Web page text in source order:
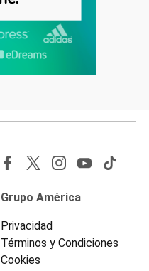
Grupo América
Privacidad
Términos y Condiciones
Cookies